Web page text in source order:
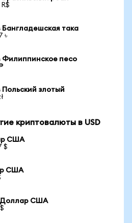
така
৳
Филиппинское песо
Польский злотый
криптовалюты в USD
США
$
США
Доллар США